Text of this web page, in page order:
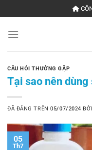
đến
nội
CÂU HỎI THƯỜNG GẶP
Tại sao nên
ĐÃ ĐĂNG TRÊN05/07/2024 BỞI
05
Th7